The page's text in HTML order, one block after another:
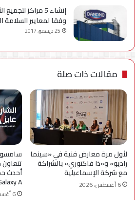
إنشاء 5 مراكز
وفقا لمعايير السلامة
25 ديسمبر، 2017
مقالات ذات صلة
لأول مرة معارض فنية في «سينما
راديو» و«ذا فاكتوري» بالشراكة
مع شركة الإسماعيلية
6 أغسطس، 2026
أحدث
A
6 أغسطس، 2026